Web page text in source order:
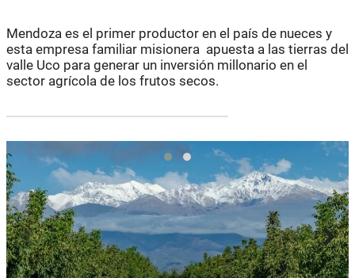
Mendoza es el primer productor en el país de nueces y
esta empresa familiar misionera apuesta a las tierras del
valle Uco para generar un inversión millonario en el
sector agrícola de los frutos secos.